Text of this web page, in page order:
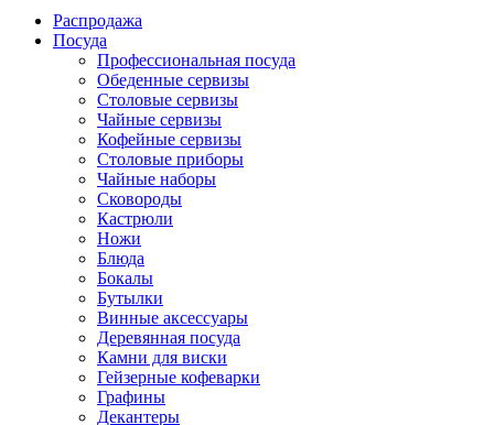
Распродажа
Посуда
Профессиональная посуда
Обеденные сервизы
Столовые сервизы
Чайные сервизы
Кофейные сервизы
Столовые приборы
Чайные наборы
Сковороды
Кастрюли
Ножи
Блюда
Бокалы
Бутылки
Винные аксессуары
Деревянная посуда
Камни для виски
Гейзерные кофеварки
Графины
Декантеры